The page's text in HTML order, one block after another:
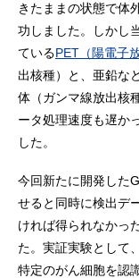
きたままの状態で体
功しました。しかし
ているPET（陽電子
出核種）と、亜鉛な
体（ガンマ線放出核
ータ処理速度も遅か
した。
今回新たに開発した
せると同時に検出デ
ければ得られなかっ
た。実証実験として
特定のがん細胞を認